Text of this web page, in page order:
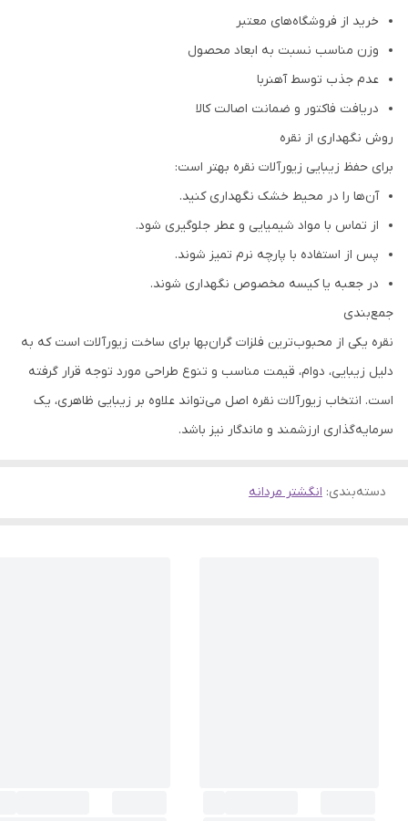
خرید از فروشگاه‌های معتبر
وزن مناسب نسبت به ابعاد محصول
عدم جذب توسط آهنربا
دریافت فاکتور و ضمانت اصالت کالا
روش نگهداری از نقره
برای حفظ زیبایی زیورآلات نقره بهتر است:
آن‌ها را در محیط خشک نگهداری کنید.
از تماس با مواد شیمیایی و عطر جلوگیری شود.
پس از استفاده با پارچه نرم تمیز شوند.
در جعبه یا کیسه مخصوص نگهداری شوند.
جمع‌بندی
نقره یکی از محبوب‌ترین فلزات گران‌بها برای ساخت زیورآلات است که به
دلیل زیبایی، دوام، قیمت مناسب و تنوع طراحی مورد توجه قرار گرفته
است. انتخاب زیورآلات نقره اصل می‌تواند علاوه بر زیبایی ظاهری، یک
سرمایه‌گذاری ارزشمند و ماندگار نیز باشد.
دسته‌بندی: انگشتر مردانه